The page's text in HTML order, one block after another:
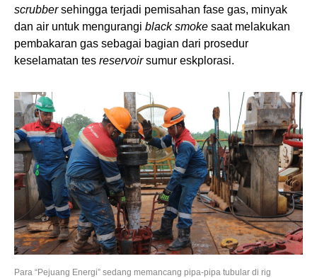
scrubbersehingga terjadi pemisahan fase gas, minyak
dan air untuk mengurangi black smoke saat melakukan
pembakaran gas sebagai bagian dari prosedur
keselamatan tes reservoirsumur eskplorasi.
Para “Pejuang Energi” sedang memancang pipa-pipa tubular di rig